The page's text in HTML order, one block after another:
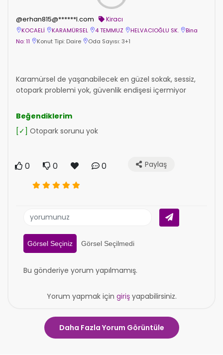
@erhan815@******l.com Kiracı
KOCAELİ KARAMÜRSEL 4 TEMMUZ HELVACIOĞLU SK.
Bina
No: 11
Konut Tipi: Daire Oda Sayısı: 3+1
Karamürsel de yaşanabilecek en güzel sokak, sessiz,
otopark problemi yok, güvenlik endişesi içermiyor
Beğendiklerim
[✓] Otopark sorunu yok
0 0 0 Paylaş
Görsel Seçiniz Görsel Seçilmedi
Bu gönderiye yorum yapılmamış.
Yorum yapmak için girişyapabilirsiniz.
Daha Fazla Yorum Görüntüle